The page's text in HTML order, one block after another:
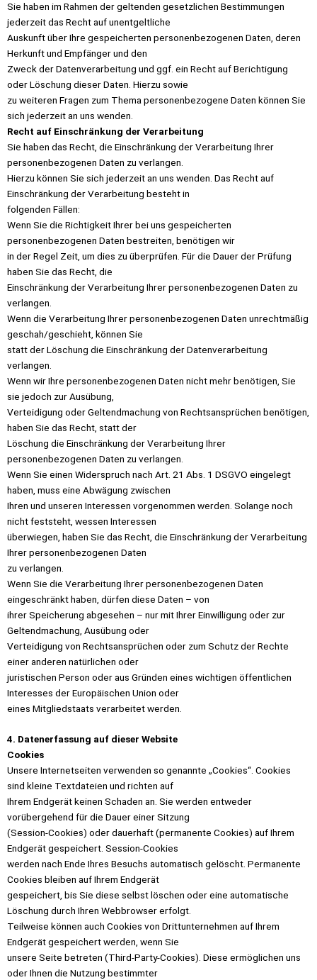
Sie haben im Rahmen der geltenden gesetzlichen Bestimmungen
jederzeit das Recht auf unentgeltliche
Auskunft über Ihre gespeicherten personenbezogenen Daten, deren
Herkunft und Empfänger und den
Zweck der Datenverarbeitung und ggf. ein Recht auf Berichtigung
oder Löschung dieser Daten. Hierzu sowie
zu weiteren Fragen zum Thema personenbezogene Daten können Sie
sich jederzeit an uns wenden.
Recht auf Einschränkung der Verarbeitung
Sie haben das Recht, die Einschränkung der Verarbeitung Ihrer
personenbezogenen Daten zu verlangen.
Hierzu können Sie sich jederzeit an uns wenden. Das Recht auf
Einschränkung der Verarbeitung besteht in
folgenden Fällen:
Wenn Sie die Richtigkeit Ihrer bei uns gespeicherten
personenbezogenen Daten bestreiten, benötigen wir
in der Regel Zeit, um dies zu überprüfen. Für die Dauer der Prüfung
haben Sie das Recht, die
Einschränkung der Verarbeitung Ihrer personenbezogenen Daten zu
verlangen.
Wenn die Verarbeitung Ihrer personenbezogenen Daten unrechtmäßig
geschah/geschieht, können Sie
statt der Löschung die Einschränkung der Datenverarbeitung
verlangen.
Wenn wir Ihre personenbezogenen Daten nicht mehr benötigen, Sie
sie jedoch zur Ausübung,
Verteidigung oder Geltendmachung von Rechtsansprüchen benötigen,
haben Sie das Recht, statt der
Löschung die Einschränkung der Verarbeitung Ihrer
personenbezogenen Daten zu verlangen.
Wenn Sie einen Widerspruch nach Art. 21 Abs. 1 DSGVO eingelegt
haben, muss eine Abwägung zwischen
Ihren und unseren Interessen vorgenommen werden. Solange noch
nicht feststeht, wessen Interessen
überwiegen, haben Sie das Recht, die Einschränkung der Verarbeitung
Ihrer personenbezogenen Daten
zu verlangen.
Wenn Sie die Verarbeitung Ihrer personenbezogenen Daten
eingeschränkt haben, dürfen diese Daten – von
ihrer Speicherung abgesehen – nur mit Ihrer Einwilligung oder zur
Geltendmachung, Ausübung oder
Verteidigung von Rechtsansprüchen oder zum Schutz der Rechte
einer anderen natürlichen oder
juristischen Person oder aus Gründen eines wichtigen öffentlichen
Interesses der Europäischen Union oder
eines Mitgliedstaats verarbeitet werden.
4. Datenerfassung auf dieser Website
Cookies
Unsere Internetseiten verwenden so genannte „Cookies“. Cookies
sind kleine Textdateien und richten auf
Ihrem Endgerät keinen Schaden an. Sie werden entweder
vorübergehend für die Dauer einer Sitzung
(Session-Cookies) oder dauerhaft (permanente Cookies) auf Ihrem
Endgerät gespeichert. Session-Cookies
werden nach Ende Ihres Besuchs automatisch gelöscht. Permanente
Cookies bleiben auf Ihrem Endgerät
gespeichert, bis Sie diese selbst löschen oder eine automatische
Löschung durch Ihren Webbrowser erfolgt.
Teilweise können auch Cookies von Drittunternehmen auf Ihrem
Endgerät gespeichert werden, wenn Sie
unsere Seite betreten (Third-Party-Cookies). Diese ermöglichen uns
oder Ihnen die Nutzung bestimmter